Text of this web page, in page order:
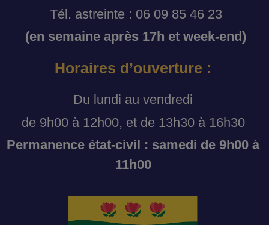
Tél. astreinte : 06 09 85 46 23
(en semaine après 17h et week-end)
Horaires d’ouverture :
Du lundi au vendredi
de 9h00 à 12h00, et de 13h30 à 16h30
Permanence état-civil : samedi de 9h00 à
11h00